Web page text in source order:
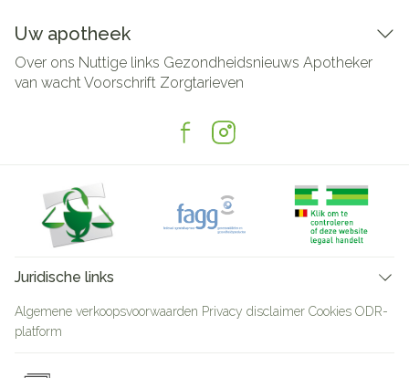
Uw apotheek
Over ons Nuttige links Gezondheidsnieuws Apotheker
van wachtVoorschrift Zorgtarieven
Juridische links
Algemene verkoopsvoorwaarden Privacy disclaimer Cookies ODR-
platform